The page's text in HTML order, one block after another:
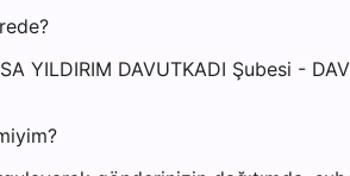
YILDIRIM DAVUTKADI Şubesi -